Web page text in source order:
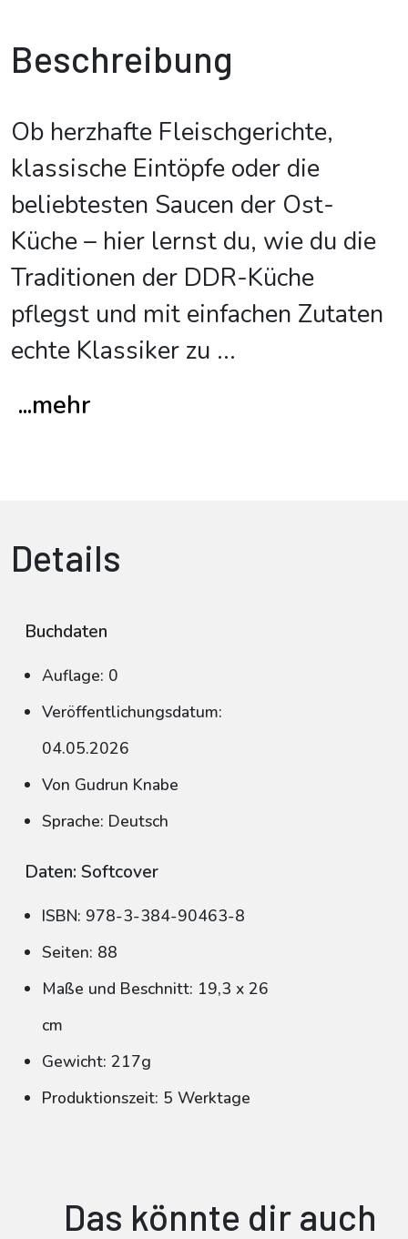
Beschreibung
Ob herzhafte Fleischgerichte,
klassische Eintöpfe oder die
beliebtesten Saucen der Ost-
Küche – hier lernst du, wie du die
Traditionen der DDR-Küche
pflegst und mit einfachen Zutaten
echte Klassiker zu ...
...mehr
Details
Buchdaten
Auflage: 0
Veröffentlichungsdatum:
04.05.2026
Von Gudrun Knabe
Sprache: Deutsch
Daten: Softcover
ISBN: 978-3-384-90463-8
Seiten: 88
Maße und Beschnitt: 19,3 x 26
cm
Gewicht: 217g
Produktionszeit: 5 Werktage
Das könnte dir auch